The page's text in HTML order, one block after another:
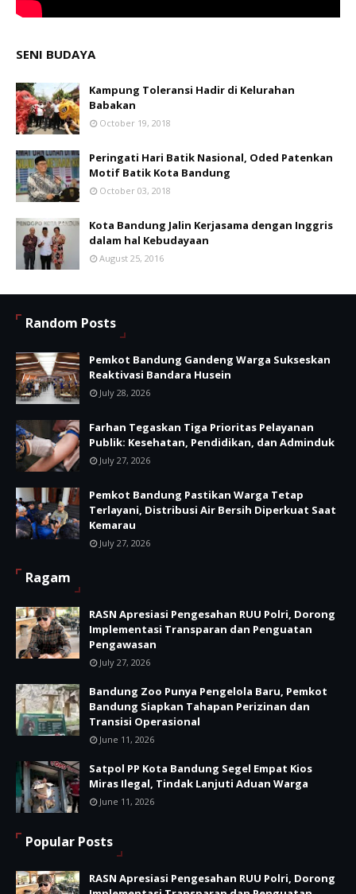
SENI BUDAYA
Kampung Toleransi Hadir di Kelurahan
Babakan
October 19, 2018
Peringati Hari Batik Nasional, Oded Patenkan
Motif Batik Kota Bandung
October 03, 2018
Kota Bandung Jalin Kerjasama dengan Inggris
dalam hal Kebudayaan
August 25, 2016
Random Posts
Pemkot Bandung Gandeng Warga Sukseskan
Reaktivasi Bandara Husein
July 28, 2026
Farhan Tegaskan Tiga Prioritas Pelayanan
Publik: Kesehatan, Pendidikan, dan Adminduk
July 27, 2026
Pemkot Bandung Pastikan Warga Tetap
Terlayani, Distribusi Air Bersih Diperkuat Saat
Kemarau
July 27, 2026
Ragam
RASN Apresiasi Pengesahan RUU Polri, Dorong
Implementasi Transparan dan Penguatan
Pengawasan
July 27, 2026
Bandung Zoo Punya Pengelola Baru, Pemkot
Bandung Siapkan Tahapan Perizinan dan
Transisi Operasional
June 11, 2026
Satpol PP Kota Bandung Segel Empat Kios
Miras Ilegal, Tindak Lanjuti Aduan Warga
June 11, 2026
Popular Posts
RASN Apresiasi Pengesahan RUU Polri, Dorong